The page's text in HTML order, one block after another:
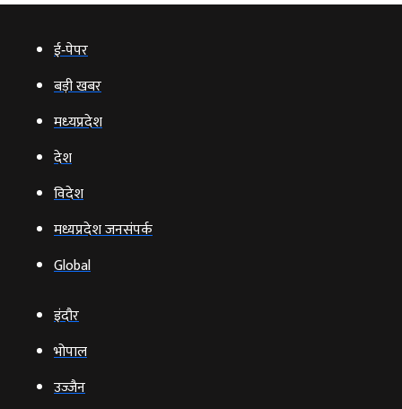
ई‑पेपर
बड़ी खबर
मध्‍यप्रदेश
देश
विदेश
मध्यप्रदेश जनसंपर्क
Global
इंदौर
भोपाल
उज्‍जैन